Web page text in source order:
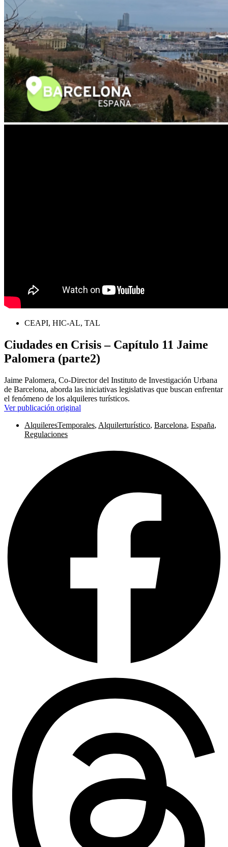
CEAPI, HIC-AL, TAL
Ciudades en Crisis – Capítulo 11 Jaime
Palomera (parte2)
Jaime Palomera, Co-Director del Instituto de Investigación Urbana
de Barcelona, aborda las iniciativas legislativas que buscan enfrentar
el fenómeno de los alquileres turísticos.
Ver publicación original
AlquileresTemporales, Alquilerturístico, Barcelona, España,
Regulaciones